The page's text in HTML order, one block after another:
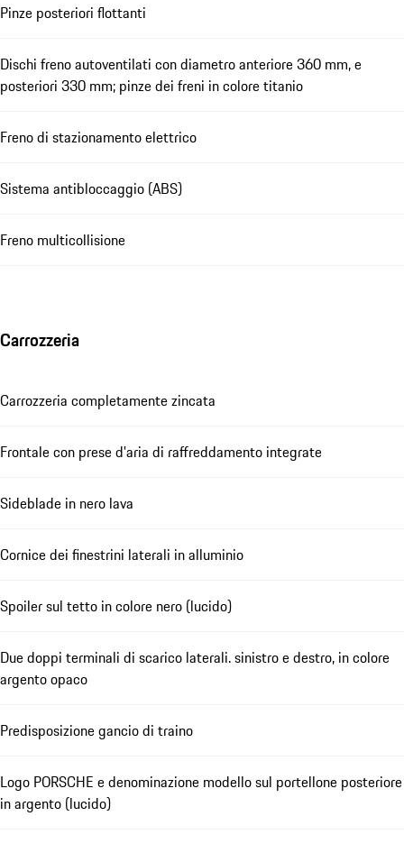
Pinze posteriori flottanti
Dischi freno autoventilati con diametro anteriore 360 mm, e
posteriori 330 mm; pinze dei freni in colore titanio
Freno di stazionamento elettrico
Sistema antibloccaggio (ABS)
Freno multicollisione
Carrozzeria
Carrozzeria completamente zincata
Frontale con prese d'aria di raffreddamento integrate
Sideblade in nero lava
Cornice dei finestrini laterali in alluminio
Spoiler sul tetto in colore nero (lucido)
Due doppi terminali di scarico laterali. sinistro e destro, in colore
argento opaco
Predisposizione gancio di traino
Logo PORSCHE e denominazione modello sul portellone posteriore
in argento (lucido)